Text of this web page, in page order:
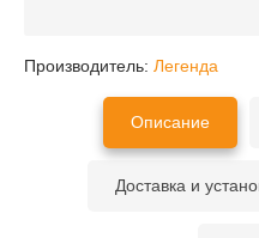
Производитель: Легенда
Описание
Доставка и